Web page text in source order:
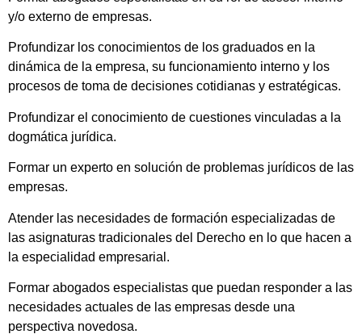
y/o externo de empresas.
Profundizar los conocimientos de los graduados en la
dinámica de la empresa, su funcionamiento interno y los
procesos de toma de decisiones cotidianas y estratégicas.
Profundizar el conocimiento de cuestiones vinculadas a la
dogmática jurídica.
Formar un experto en solución de problemas jurídicos de las
empresas.
Atender las necesidades de formación especializadas de
las asignaturas tradicionales del Derecho en lo que hacen a
la especialidad empresarial.
Formar abogados especialistas que puedan responder a las
necesidades actuales de las empresas desde una
perspectiva novedosa.